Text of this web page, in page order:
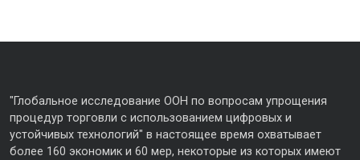
"Глобальное исследование ООН по вопросам упрощения
процедур торговли с использованием цифровых и
устойчивых технологий" в настоящее время охватывает
более 160 экономик и 60 мер, некоторые из которых имеют